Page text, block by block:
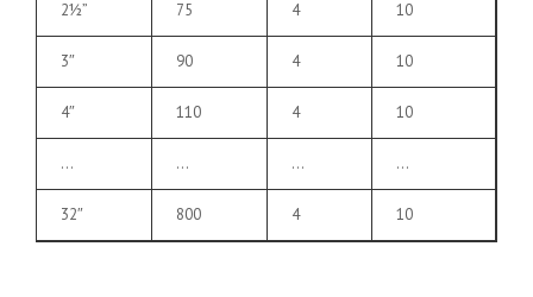
2½” 75 4 10
3″ 90 4 10
4″ 110 4 10
… … … …
32″ 800 4 10